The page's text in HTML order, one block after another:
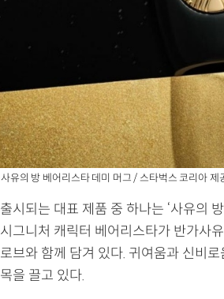
사유의 방 베어리스타 데미 머그 / 스타벅스 코리아 제
출시되는 대표 제품 중 하나는 ‘사유의
시그니처 캐릭터 베어리스타가 반가사
로브와 함께 담겨 있다. 귀여움과 신비
목을 끌고 있다.